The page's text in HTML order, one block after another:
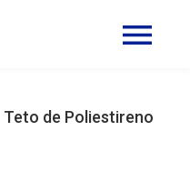
Teto de Poliestireno